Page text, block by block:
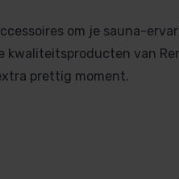
om je sauna-
kwaliteitsproducten van
prettig moment.